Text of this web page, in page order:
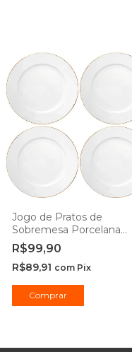
Jogo de Pratos de
Sobremesa Porcelana
Royal Branco Fio de Ouro
20cm - Hauskraft
R$99,90
R$89,91 com Pix
Comprar